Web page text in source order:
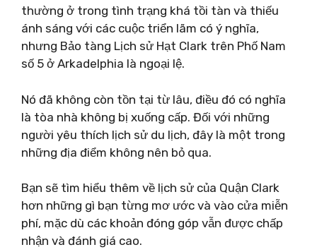
thường ở trong tình trạng khá tồi tàn và thiếu
ánh sáng với các cuộc triển lãm có ý nghĩa,
nhưng Bảo tàng Lịch sử Hạt Clark trên Phố Nam
số 5 ở Arkadelphia là ngoại lệ.
Nó đã không còn tồn tại từ lâu, điều đó có nghĩa
là tòa nhà không bị xuống cấp. Đối với những
người yêu thích lịch sử du lịch, đây là một trong
những địa điểm không nên bỏ qua.
Bạn sẽ tìm hiểu thêm về lịch sử của Quận Clark
hơn những gì bạn từng mơ ước và vào cửa miễn
phí, mặc dù các khoản đóng góp vẫn được chấp
nhận và đánh giá cao.